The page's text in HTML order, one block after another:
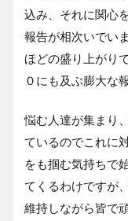
込み、それに関心
報告が相次いでい
ほどの盛り上がり
０にも及ぶ膨大な
悩む人達が集まり
ているのでこれに
をも掴む気持ちで
てくるわけですが
維持しながら皆で